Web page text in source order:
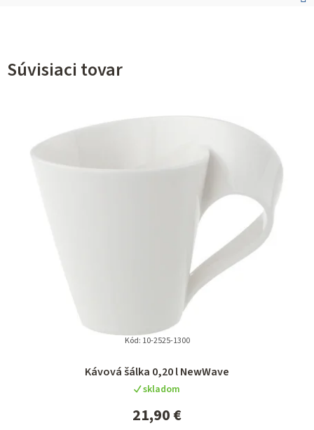
Súvisiaci tovar
Kávová šálka 0,20 l NewWave
skladom
21,90 €
Kód: 10-2525-1300